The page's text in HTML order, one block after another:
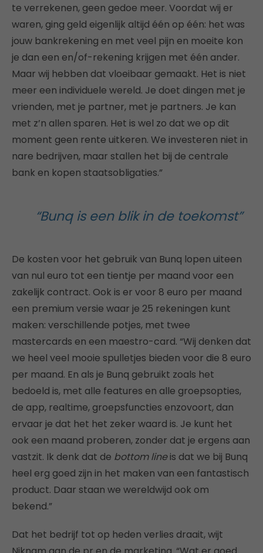
te verrekenen, geen gedoe meer. Voordat wij er
waren, ging geld eigenlijk altijd één op één: het was
jouw bankrekening en met veel pijn en moeite kon
je dan een en/of-rekening krijgen met één ander.
Maar wij hebben dat vloeibaar gemaakt. Het is niet
meer een individuele wereld. Je doet dingen met je
vrienden, met je partner, met je partners. Je kan
met z’n allen sparen. Het is wel zo dat we op dit
moment geen rente uitkeren. We investeren niet in
nare bedrijven, maar stallen het bij de centrale
bank en kopen staatsobligaties.”
“Bunq is een blik in de toekomst”
De kosten voor het gebruik van Bunq lopen uiteen
van nul euro tot een tientje per maand voor een
zakelijk contract. Ook is er voor 8 euro per maand
een premium versie waar je 25 rekeningen kunt
maken: verschillende potjes, met twee
mastercards en een maestro-card. “Wij denken dat
we heel veel mooie spulletjes bieden voor die 8 euro
per maand. En als je Bunq gebruikt zoals het
bedoeld is, met alle features en alle groepsopties,
de app, realtime, groepsfuncties enzovoort, dan
ervaar je dat het het zeker waard is. Je kunt het
ook een maand proberen, zonder dat je ergens aan
vastzit. Ik denk dat de bottom lineis dat we bij Bunq
heel erg goed zijn in het maken van een fantastisch
product. Daar staan we wereldwijd ook om
bekend.”
Dat het bedrijf tot op heden verlies draait, wijt